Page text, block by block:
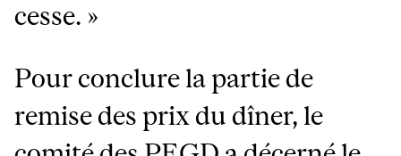
cesse. »
Pour conclure la partie de
remise des prix du dîner, le